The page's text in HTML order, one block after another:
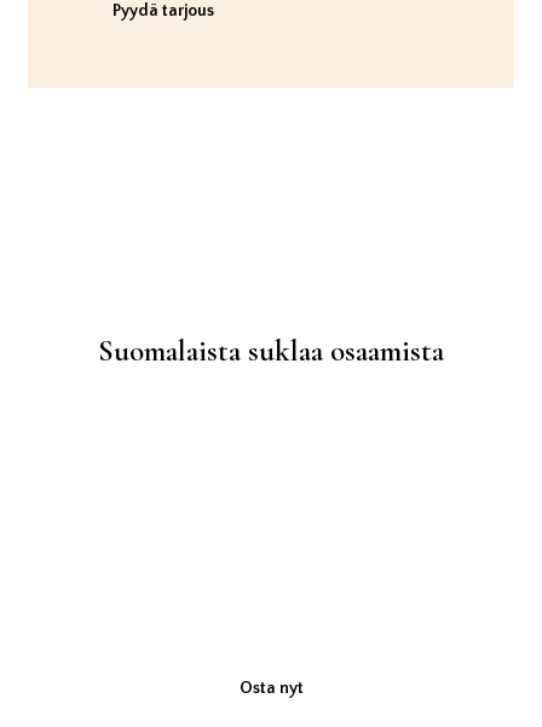
Pyydä tarjous
Suomalaista suklaa osaamista
Osta nyt